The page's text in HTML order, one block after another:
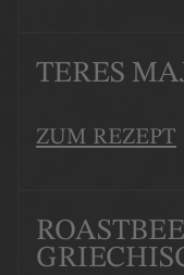
TERES
ZUM REZEPT